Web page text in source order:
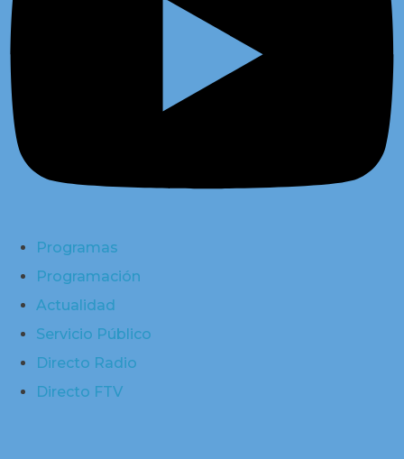
Programas
Programación
Actualidad
Servicio Público
Directo Radio
Directo FTV